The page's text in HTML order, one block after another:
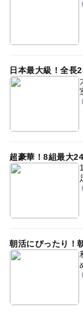
日本最大級！全長
超豪華！8組最大
朝活にぴったり！